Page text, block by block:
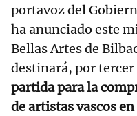
portavoz del
ha anunciado este
Bellas Artes de
destinará, por
partida para la
de artistas vascos